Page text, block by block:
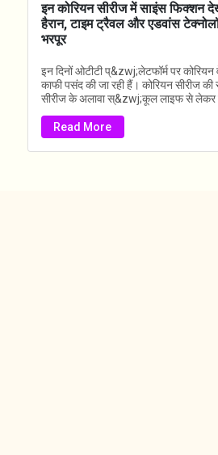
इन कोरियन सीरीज में साइंस फिक्शन
हैरान, टाइम ट्रैवल और एडवांस
भरपूर
इन दिनों ओटीटी प्&zwj;लेटफॉर्म पर कोरियन
काफी पसंद की जा रही हैं। कोरियन सीरीज की
सीरीज के अलावा स्&zwj;कूल लाइफ से लेकर
Read More